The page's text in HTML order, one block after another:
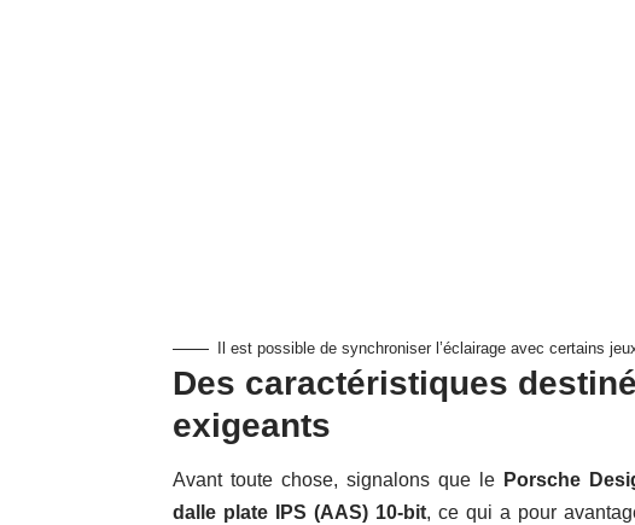
Il est possible de synchroniser l’éclairage avec certains
Des caractéristiques
exigeants
Avant toute chose, signalons que le Porsche
dalle plate IPS (AAS) 10-bit, ce qui a pour